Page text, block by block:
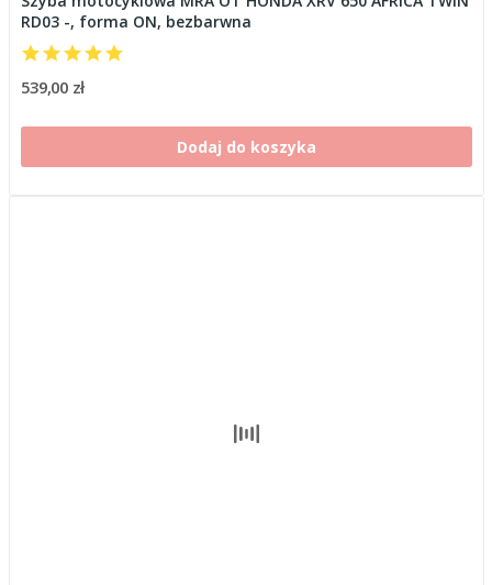
RD03 -, forma ON, bezbarwna
539,00 zł
Dodaj do koszyka